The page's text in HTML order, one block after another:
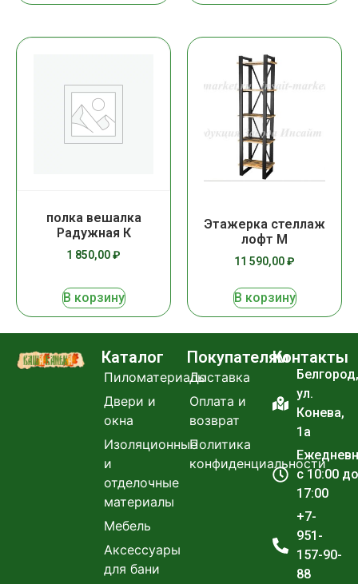
полка вешалка
Радужная К
1 850,00₽
В корзину
Этажерка стеллаж
лофт М
11 590,00₽
В корзину
Каталог
Пиломатериалы
Двери и
окна
Изоляционные
и
отделочные
материалы
Мебель
Аксессуары
для бани
Покупателям
Доставка
Оплата и
возврат
Политика
конфиденциальности
Контакты
Белгород,
ул.
Конева,
1а
с 10:00 до
17:00
+7-
951-
157-90-
88